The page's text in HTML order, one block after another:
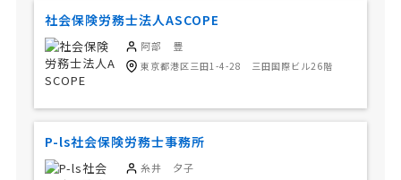
社会保険労務士法人ASCOPE
阿部 豊
東京都港区三田1-4-28 三田国際ビル26階
P-ls社会保険労務士事務所
糸井 夕子